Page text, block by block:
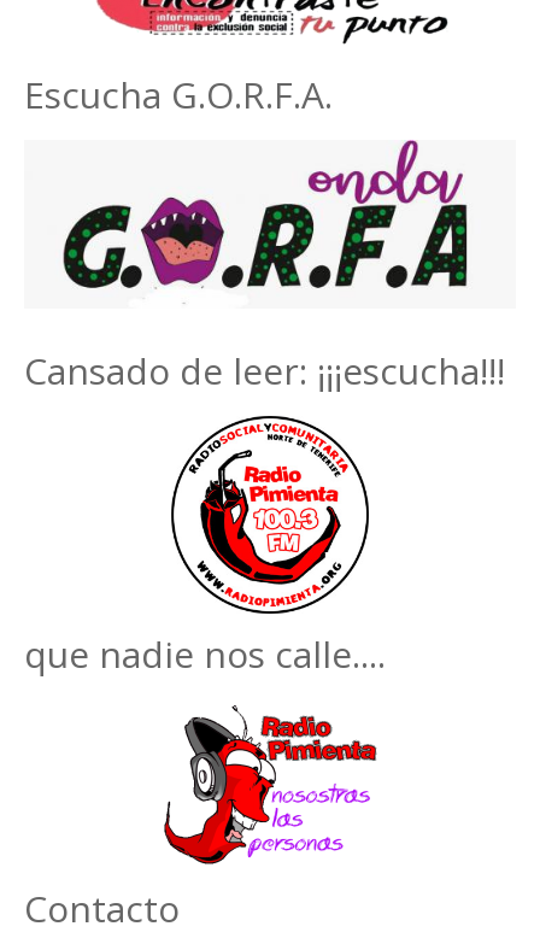
Escucha G.O.R.F.A.
Cansado de leer: ¡¡¡escucha!!!
que nadie nos calle....
Contacto